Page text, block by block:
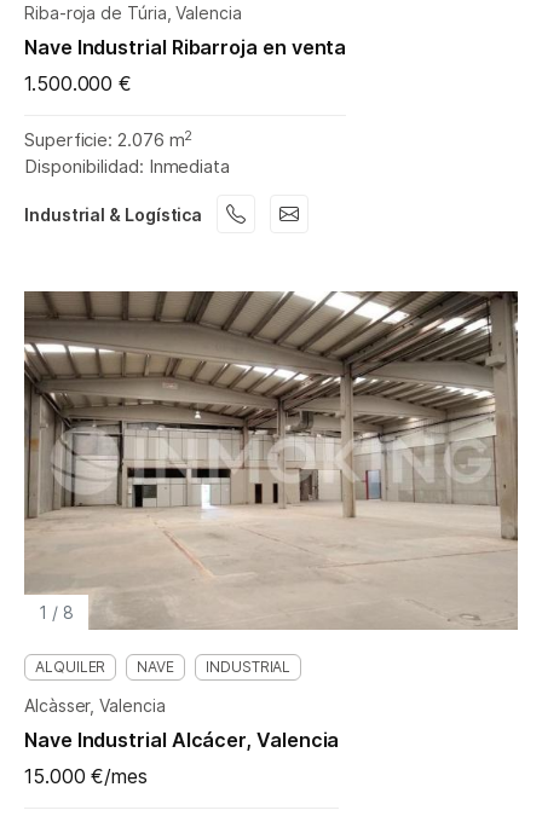
Riba-roja de Túria, Valencia
Nave Industrial Ribarroja en venta
1.500.000 €
Superficie: 2.076 m2
Disponibilidad: Inmediata
Industrial & Logística
1 / 8
ALQUILER NAVE INDUSTRIAL
Alcàsser, Valencia
Nave Industrial Alcácer, Valencia
15.000 €/mes